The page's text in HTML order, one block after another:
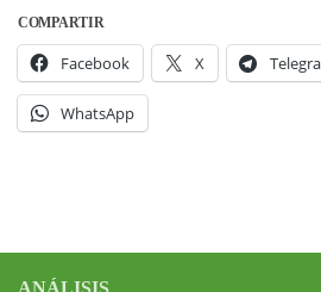
COMPARTIR
Facebook X
WhatsApp